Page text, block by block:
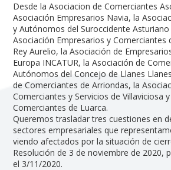
Desde la Asociacion de Comerciantes
Asociación Empresarios Navia, la
y Autónomos del Suroccidente Asturiano
Asociación Empresarios y Comerciantes
Rey Aurelio, la Asociación de
Europa INCATUR, la Asociación de
Autónomos del Concejo de Llanes
de Comerciantes de Arriondas, la
Comerciantes y Servicios de Villaviciosa
Comerciantes de Luarca.
Queremos trasladar tres cuestiones en
sectores empresariales que
viendo afectados por la situación de
Resolución de 3 de noviembre de 2020,
el 3/11/2020.